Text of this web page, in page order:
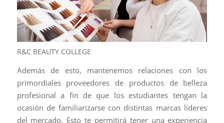
R&C BEAUTY COLLEGE
Además de esto, mantenemos relaciones con los
primordiales proveedores de productos de belleza
profesional a fin de que los estudiantes tengan la
ocasión de familiarizarse con distintas marcas líderes
del mercado. Esto te permitirá tener una experiencia